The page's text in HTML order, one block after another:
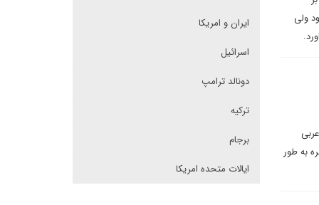
ولی
به طور
ایران و امریکا
اسرائیل
دونالد ترامپ
ترکیه
برجام
ایالات متحده امریکا